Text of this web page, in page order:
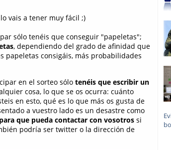
vais a tener muy fácil ;)
sólo tenéis que conseguir "papeletas";
, dependiendo del grado de afinidad que
papeletas consigáis, más probabilidades
en el sorteo sólo tenéis que escribir un
cosa, lo que se os ocurra: cuánto
en esto, qué es lo que más os gusta de
a vuestro lado es un desastre como
que pueda contactar con vosotros si
podría ser twitter o la dirección de